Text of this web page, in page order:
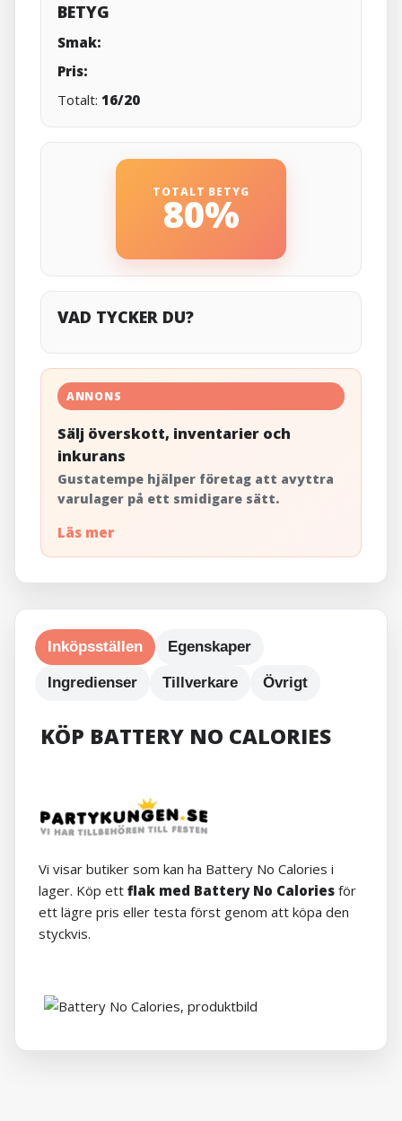
BETYG
Smak:
Pris:
Totalt: 16/20
TOTALT BETYG
80%
VAD TYCKER DU?
ANNONS
Sälj överskott, inventarier och
inkurans
Gustatempe hjälper företag att avyttra
varulager på ett smidigare sätt.
Läs mer
Inköpsställen Egenskaper
Ingredienser Tillverkare Övrigt
KÖP BATTERY NO CALORIES
Vi visar butiker som kan ha Battery No Calories i
lager. Köp ett flak med Battery No Caloriesför
ett lägre pris eller testa först genom att köpa den
styckvis.